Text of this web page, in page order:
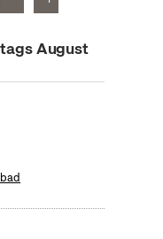
August